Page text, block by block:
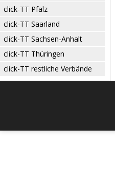
click-TT Pfalz
click-TT Saarland
click-TT Sachsen-Anhalt
click-TT Thüringen
click-TT restliche Verbände